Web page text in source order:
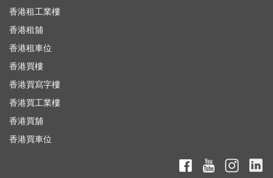
香港租工業樓
香港租舖
香港租車位
香港買樓
香港買寫字樓
香港買工業樓
香港買舖
香港買車位